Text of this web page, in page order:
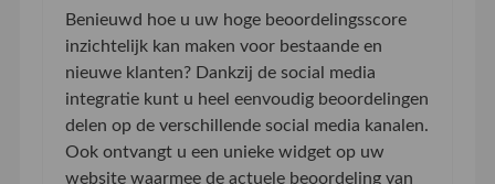
Benieuwd hoe u uw hoge beoordelingsscore
inzichtelijk kan maken voor bestaande en
nieuwe klanten? Dankzij de social media
integratie kunt u heel eenvoudig beoordelingen
delen op de verschillende social media kanalen.
Ook ontvangt u een unieke widget op uw
website waarmee de actuele beoordeling van